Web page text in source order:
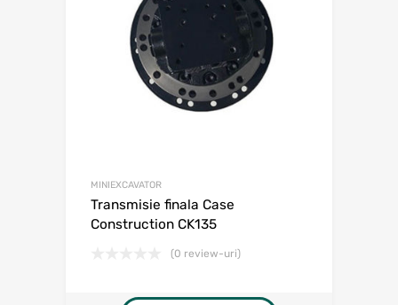
MINIEXCAVATOR
Transmisie finala Case
Construction CK135
(0 review-uri)